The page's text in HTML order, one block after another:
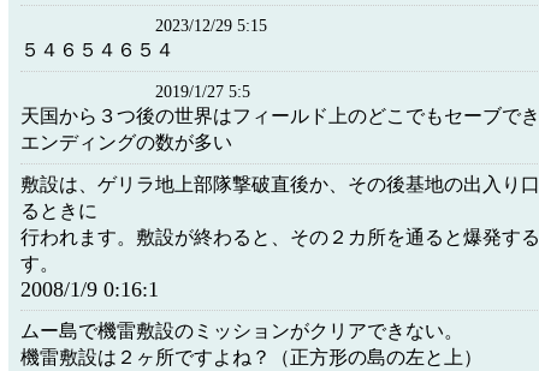
2023/12/29 5:15
５４６５４６５４
2019/1/27 5:5
天国から３つ後の世界はフィールド上のどこでもセーブで
エンディングの数が多い
敷設は、ゲリラ地上部隊撃破直後か、その後基地の出入り
るときに
行われます。敷設が終わると、その２カ所を通ると爆発す
す。
2008/1/9 0:16:1
ムー島で機雷敷設のミッションがクリアできない。
機雷敷設は２ヶ所ですよね？（正方形の島の左と上）